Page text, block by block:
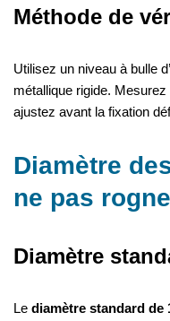
Méthode de
Utilisez un niveau à bulle
métallique rigide. Mesurez
ajustez avant la fixation
Diamètre
ne pas
Diamètre
Le diamètre standard de